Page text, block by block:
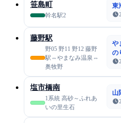
笹島町
幹名駅2
東
藤野駅
野05 野11 野12 藤野
駅⇔やまなみ温泉⇔
奥牧野
や
の
塩市橋南
1系統 高砂～ふれあ
いの里生石
山